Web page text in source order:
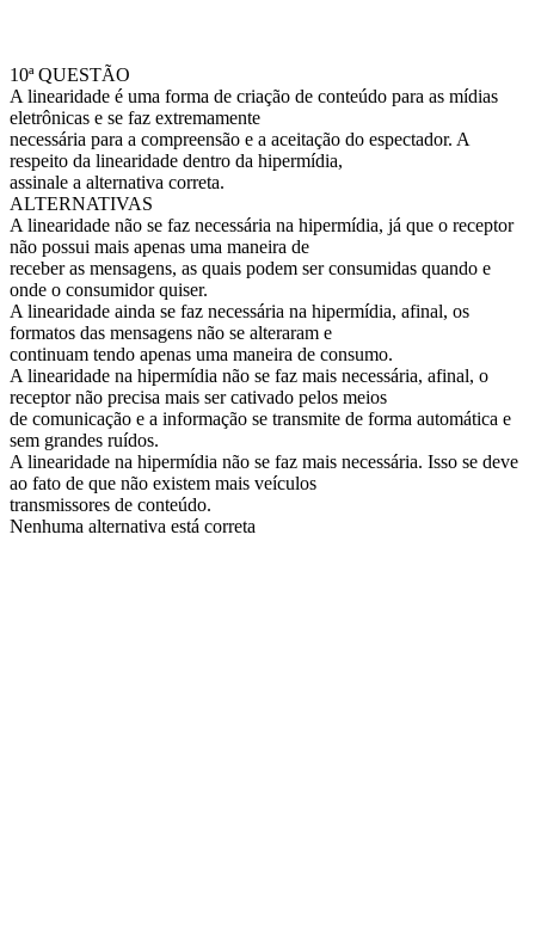
10ª QUESTÃO
A linearidade é uma forma de criação de conteúdo para as mídias
eletrônicas e se faz extremamente
necessária para a compreensão e a aceitação do espectador. A
respeito da linearidade dentro da hipermídia,
assinale a alternativa correta.
ALTERNATIVAS
A linearidade não se faz necessária na hipermídia, já que o receptor
não possui mais apenas uma maneira de
receber as mensagens, as quais podem ser consumidas quando e
onde o consumidor quiser.
A linearidade ainda se faz necessária na hipermídia, afinal, os
formatos das mensagens não se alteraram e
continuam tendo apenas uma maneira de consumo.
A linearidade na hipermídia não se faz mais necessária, afinal, o
receptor não precisa mais ser cativado pelos meios
de comunicação e a informação se transmite de forma automática e
sem grandes ruídos.
A linearidade na hipermídia não se faz mais necessária. Isso se deve
ao fato de que não existem mais veículos
transmissores de conteúdo.
Nenhuma alternativa está correta